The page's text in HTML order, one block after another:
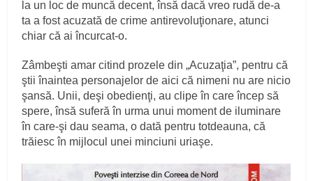
la un loc de muncă decent, însă dacă vreo rudă de-a
ta a fost acuzată de crime antirevoluţionare, atunci
chiar că ai încurcat-o.
Zâmbeşti amar citind prozele din „Acuzaţia”, pentru că
ştii înaintea personajelor de aici că nimeni nu are nicio
şansă. Unii, deşi obedienţi, au clipe în care încep să
spere, însă suferă în urma unui moment de iluminare
în care-şi dau seama, o dată pentru totdeauna, că
trăiesc în mijlocul unei minciuni uriaşe.